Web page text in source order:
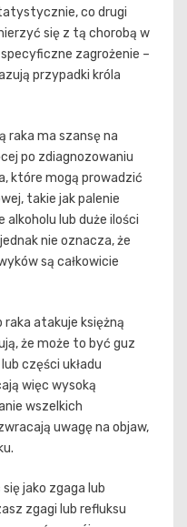
co drugi
się z tą chorobą w
zagrożenie –
przypadki króla
raka ma szansę na
po zdiagnozowaniu
które mogą prowadzić
takie jak palenie
alkoholu lub duże ilości
nie oznacza, że
są całkowicie
atakuje księżną
że może to być guz
części układu
więc wysoką
wszelkich
uwagę na objaw,
jako zgaga lub
zgagi lub refluksu